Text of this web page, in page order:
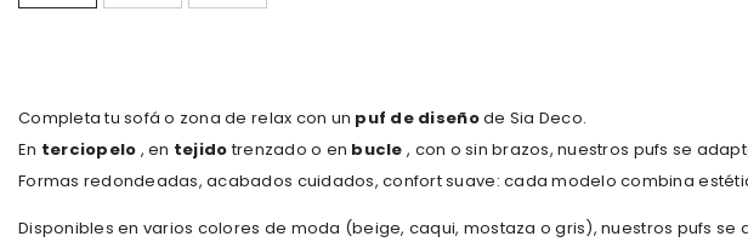
Completa tu sofá o zona de relax con un puf de diseñode Sia Deco.
En terciopelo , en tejidotrenzado o en bucle , con o sin brazos, nuestros pufs se
Formas redondeadas, acabados cuidados, confort suave: cada modelo combina
Disponibles en varios colores de moda (beige, caqui, mostaza o gris), nuestros pufs